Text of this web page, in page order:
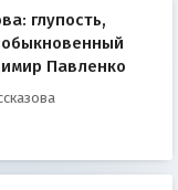
глупость,
Павленко